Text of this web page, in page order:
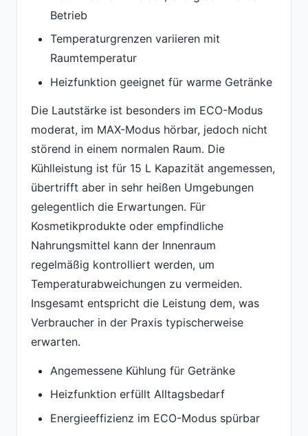
Betrieb
Temperaturgrenzen variieren mit
Raumtemperatur
Heizfunktion geeignet für warme Getränke
Die Lautstärke ist besonders im ECO-Modus
moderat, im MAX-Modus hörbar, jedoch nicht
störend in einem normalen Raum. Die
Kühlleistung ist für 15 L Kapazität angemessen,
übertrifft aber in sehr heißen Umgebungen
gelegentlich die Erwartungen. Für
Kosmetikprodukte oder empfindliche
Nahrungsmittel kann der Innenraum
regelmäßig kontrolliert werden, um
Temperaturabweichungen zu vermeiden.
Insgesamt entspricht die Leistung dem, was
Verbraucher in der Praxis typischerweise
erwarten.
Angemessene Kühlung für Getränke
Heizfunktion erfüllt Alltagsbedarf
Energieeffizienz im ECO-Modus spürbar